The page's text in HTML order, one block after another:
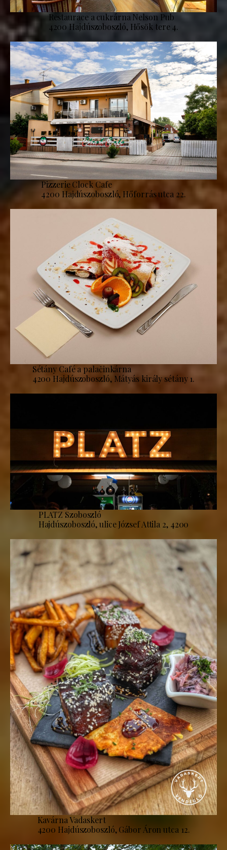
Restaurace a cukrárna Nelson Pub
4200 Hajdúszoboszló, Hősök tere 4.
Pizzerie Clock Cafe
4200 Hajdúszoboszló, Hőforrás utca 22.
Sétány Café a palačinkárna
4200 Hajdúszoboszló, Mátyás király sétány 1.
PLATZ Szoboszló
Hajdúszoboszló, ulice József Attila 2, 4200
Kavárna Vadaskert
4200 Hajdúszoboszló, Gábor Áron utca 12.